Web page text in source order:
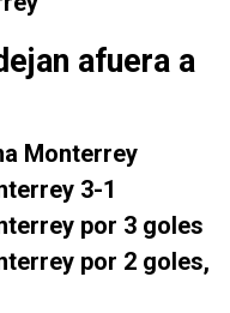
afuera a
Monterrey
3-1
por 3 goles
por 2 goles,